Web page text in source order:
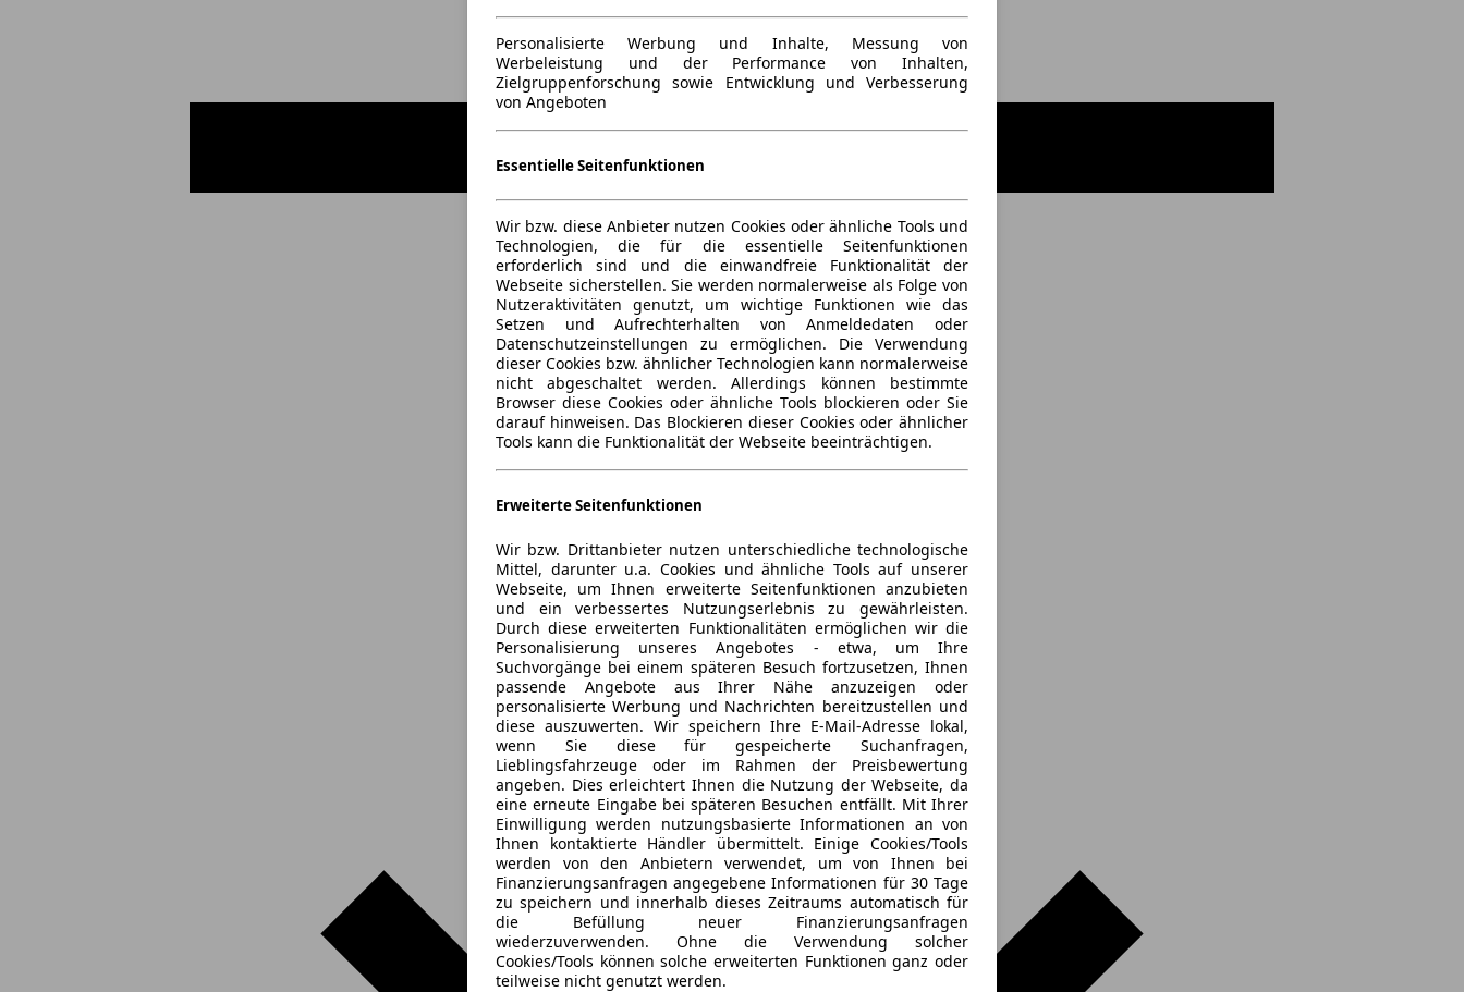
Personalisierte Werbung und Inhalte, Messung von
Werbeleistung und der Performance von Inhalten,
Zielgruppenforschung sowie Entwicklung und Verbesserung
von Angeboten
Essentielle Seitenfunktionen
Wir bzw. diese Anbieter nutzen Cookies oder ähnliche Tools und
Technologien, die für die essentielle Seitenfunktionen
erforderlich sind und die einwandfreie Funktionalität der
Webseite sicherstellen. Sie werden normalerweise als Folge von
Nutzeraktivitäten genutzt, um wichtige Funktionen wie das
Setzen und Aufrechterhalten von Anmeldedaten oder
Datenschutzeinstellungen zu ermöglichen. Die Verwendung
dieser Cookies bzw. ähnlicher Technologien kann normalerweise
nicht abgeschaltet werden. Allerdings können bestimmte
Browser diese Cookies oder ähnliche Tools blockieren oder Sie
darauf hinweisen. Das Blockieren dieser Cookies oder ähnlicher
Tools kann die Funktionalität der Webseite beeinträchtigen.
Erweiterte Seitenfunktionen
Wir bzw. Drittanbieter nutzen unterschiedliche technologische
Mittel, darunter u.a. Cookies und ähnliche Tools auf unserer
Webseite, um Ihnen erweiterte Seitenfunktionen anzubieten
und ein verbessertes Nutzungserlebnis zu gewährleisten.
Durch diese erweiterten Funktionalitäten ermöglichen wir die
Personalisierung unseres Angebotes - etwa, um Ihre
Suchvorgänge bei einem späteren Besuch fortzusetzen, Ihnen
passende Angebote aus Ihrer Nähe anzuzeigen oder
personalisierte Werbung und Nachrichten bereitzustellen und
diese auszuwerten. Wir speichern Ihre E-Mail-Adresse lokal,
wenn Sie diese für gespeicherte Suchanfragen,
Lieblingsfahrzeuge oder im Rahmen der Preisbewertung
angeben. Dies erleichtert Ihnen die Nutzung der Webseite, da
eine erneute Eingabe bei späteren Besuchen entfällt. Mit Ihrer
Einwilligung werden nutzungsbasierte Informationen an von
Ihnen kontaktierte Händler übermittelt. Einige Cookies/Tools
werden von den Anbietern verwendet, um von Ihnen bei
Finanzierungsanfragen angegebene Informationen für 30 Tage
zu speichern und innerhalb dieses Zeitraums automatisch für
die Befüllung neuer Finanzierungsanfragen
wiederzuverwenden. Ohne die Verwendung solcher
Cookies/Tools können solche erweiterten Funktionen ganz oder
teilweise nicht genutzt werden.